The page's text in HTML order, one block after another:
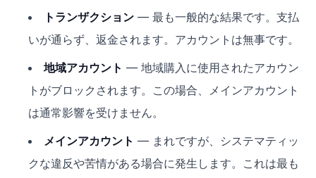
トランザクション — 最も一般的な結果です。支払
いが通らず、返金されます。アカウントは無事です。
地域アカウント — 地域購入に使用されたアカウン
トがブロックされます。この場合、メインアカウント
は通常影響を受けません。
メインアカウント — まれですが、システマティッ
クな違反や苦情がある場合に発生します。これは最も